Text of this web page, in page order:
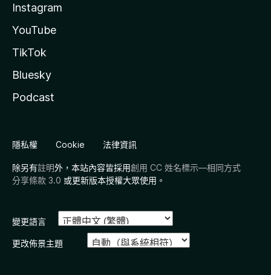
Instagram
YouTube
TikTok
Bluesky
Podcast
隱私權 Cookie 法律資訊
除另有註明外，本站內容皆採用創用 CC 姓名標示—相同方式
分享條款 3.0 或更新版本授權大眾使用。
變更語言
更改佈景主題